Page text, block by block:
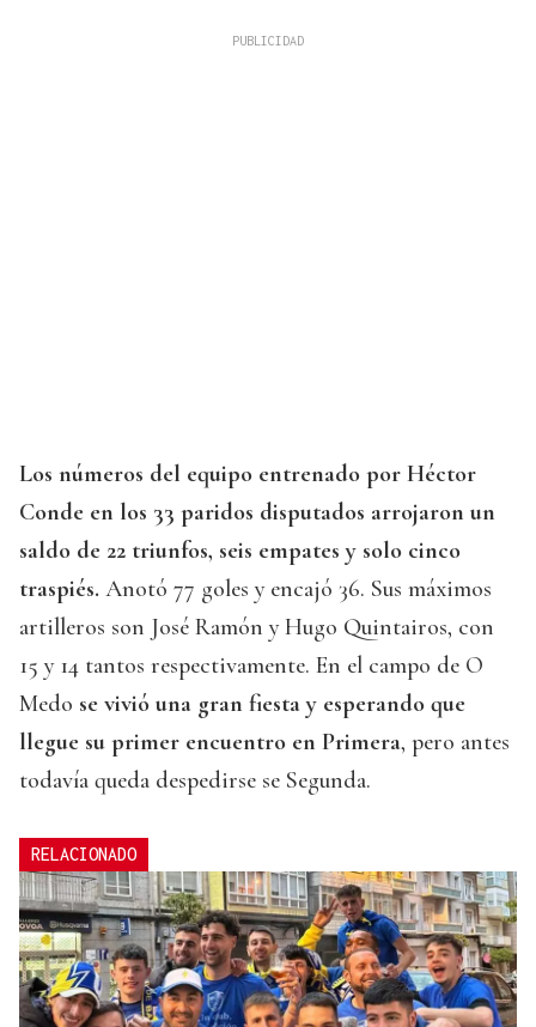
Los números del equipo entrenado por Héctor
Conde en los 33 paridos disputados arrojaron un
saldo de 22 triunfos, seis empates y solo cinco
traspiés. Anotó 77 goles y encajó 36. Sus máximos
artilleros son José Ramón y Hugo Quintairos, con
15 y 14 tantos respectivamente. En el campo de O
Medo se vivió una gran fiesta y esperando que
llegue su primer encuentro en Primera, pero antes
todavía queda despedirse se Segunda.
RELACIONADO